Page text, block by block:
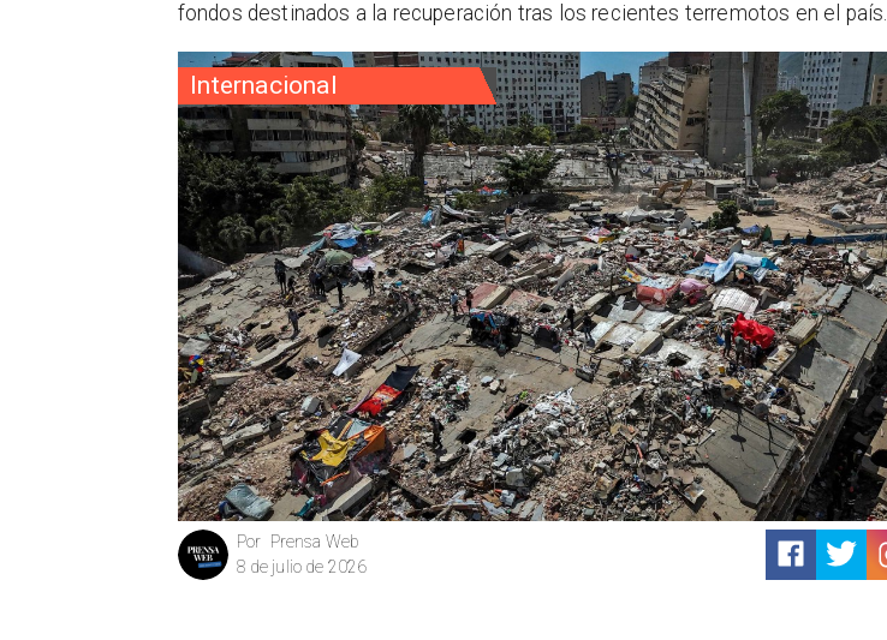
Internacional
Prensa Web
Por
8 de julio de 2026
fondos destinados a la recuperación tras los recientes terremotos en el país.